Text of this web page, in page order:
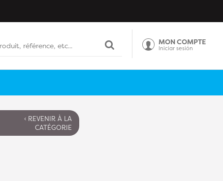
MON COMPTE
Iniciar sesión
‹ REVENIR À LA
CATÉGORIE